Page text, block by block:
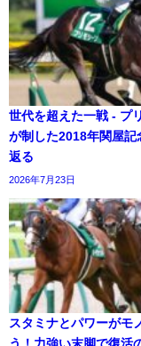
世代を超えた一戦 - プ
が制した2018年関屋記
返る
2026年7月23日
スタミナとパワーがモ